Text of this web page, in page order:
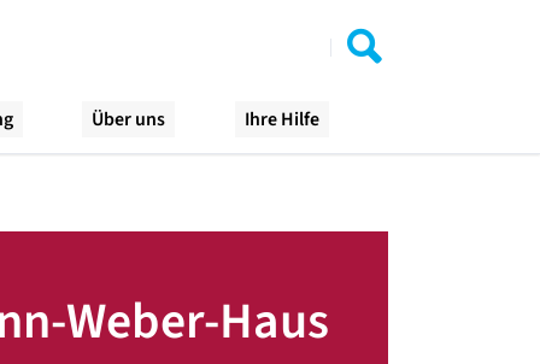
Über uns Ihre Hilfe
Weber-Haus